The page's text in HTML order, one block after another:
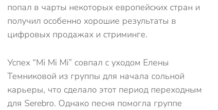
попал в чарты некоторых европейских стран и
получил особенно хорошие результаты в
цифровых продажах и стриминге.
Успех “Mi Mi Mi” совпал с уходом Елены
Темниковой из группы для начала сольной
карьеры, что сделало этот период переходным
для Serebro. Однако песня помогла группе